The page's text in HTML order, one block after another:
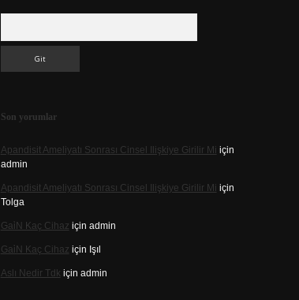
Son yorumlar
Apandisit Ameliyatı Sonrası Cinsel Ilişkiye Girilir Mi için
admin
Apandisit Ameliyatı Sonrası Cinsel Ilişkiye Girilir Mi için
Tolga
Gai̇N Kaç Cihaz için admin
Gai̇N Kaç Cihaz için Işıl
Aslı Nedir Tdk için admin